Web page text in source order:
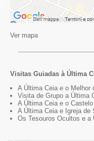
Ver mapa
Visitas Guiadas à Última
A Última Ceia e o Melhor
Visita de Grupo a Última
A Última Ceia e o
A Última Ceia e Igreja de
Os Tesouros Ocultos e a